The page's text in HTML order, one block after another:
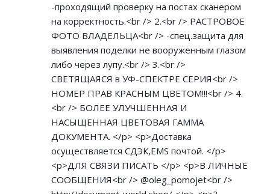
-проходящий проверку на постах сканером
на корректность.<br /> 2.<br /> РАСТРОВОЕ
ФОТО ВЛАДЕЛЬЦА<br /> -спец.защита для
выявления поделки не вооруженным глазом
либо через лупу.<br /> 3.<br />
СВЕТЯЩАЯСЯ в УФ-СПЕКТРЕ СЕРИЯ<br />
НОМЕР ПРАВ КРАСНЫМ ЦВЕТОМ!!!<br /> 4.
<br /> БОЛЕЕ УЛУЧШЕННАЯ И
НАСЫЩЕННАЯ ЦВЕТОВАЯ ГАММА
ДОКУМЕНТА. </p> <p>Доставка
осуществляется СДЭК,EMS почтой. </p>
<p>ДЛЯ СВЯЗИ ПИСАТЬ </p> <p>В ЛИЧНЫЕ
СООБЩЕНИЯ<br /> @oleg_pomojet<br />